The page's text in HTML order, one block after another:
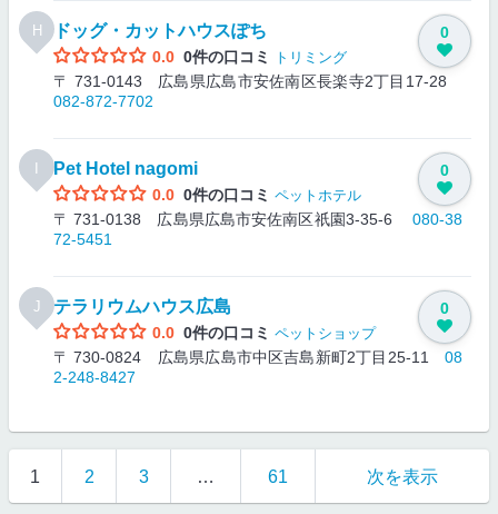
H ドッグ・カットハウスぽち
0.0 0件の口コミ トリミング
〒 731-0143 広島県広島市安佐南区長楽寺2丁目17-28
082-872-7702
0
Pet Hotel nagomi
0.0 0件の口コミ ペットホテル
〒 731-0138 広島県広島市安佐南区祇園3-35-6 080-38
72-5451
0
J テラリウムハウス広島
0.0 0件の口コミ ペットショップ
〒 730-0824 広島県広島市中区吉島新町2丁目25-11 08
2-248-8427
0
1 2 3 … 61 次を表示